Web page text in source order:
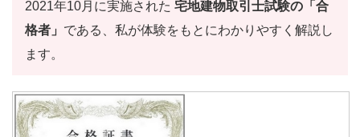
2021年10月に実施された 宅地建物取引士試験の「合
格者」 である、私が体験をもとにわかりやすく解説し
ます。